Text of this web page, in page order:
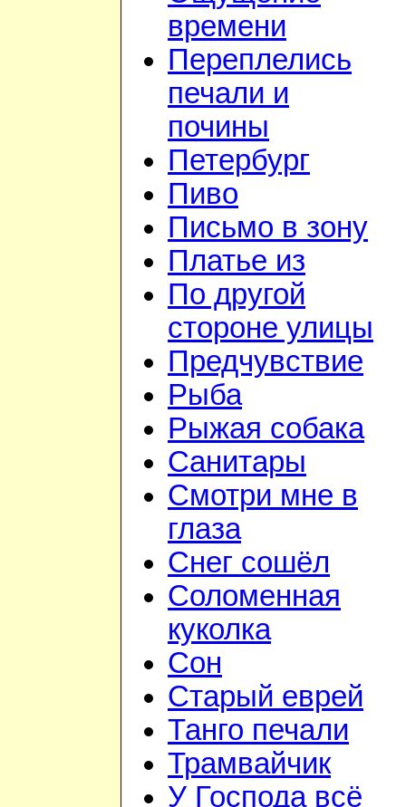
времени
Переплелись
печали и
почины
Петербург
Пиво
Письмо в зону
Платье из
По другой
стороне улицы
Предчувствие
Рыба
Рыжая собака
Санитары
Смотри мне в
глаза
Снег сошёл
Соломенная
куколка
Сон
Старый еврей
Танго печали
Трамвайчик
У Господа всё